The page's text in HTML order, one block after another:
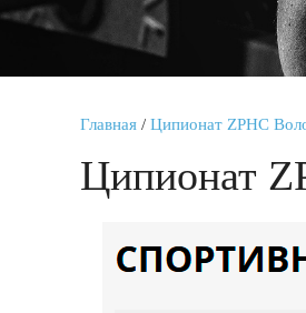
Главная / Ципионат ZPHC
Ципионат